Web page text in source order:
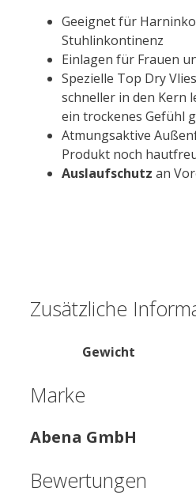
Geeignet für
Stuhlinkontinenz
Einlagen für Frauen
Spezielle Top Dry
schneller in den Kern
ein trockenes Gefühl
Atmungsaktive
Produkt noch
Auslaufschutz an
Zusätzliche
Gewicht
Marke
Abena GmbH
Bewertungen